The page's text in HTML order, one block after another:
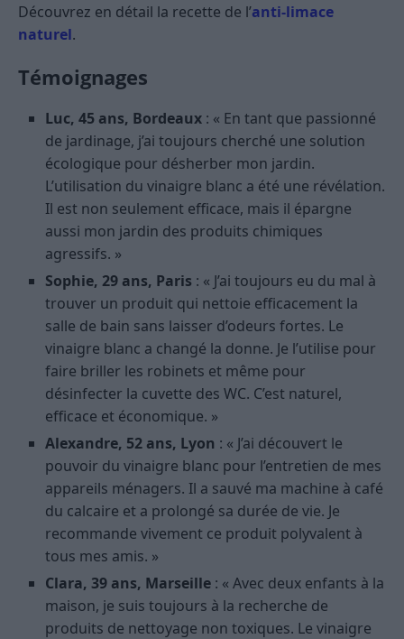
Découvrez en détail la recette de l’anti-limace
naturel.
Témoignages
Luc, 45 ans, Bordeaux : « En tant que passionné
de jardinage, j’ai toujours cherché une solution
écologique pour désherber mon jardin.
L’utilisation du vinaigre blanc a été une révélation.
Il est non seulement efficace, mais il épargne
aussi mon jardin des produits chimiques
agressifs. »
Sophie, 29 ans, Paris : « J’ai toujours eu du mal à
trouver un produit qui nettoie efficacement la
salle de bain sans laisser d’odeurs fortes. Le
vinaigre blanc a changé la donne. Je l’utilise pour
faire briller les robinets et même pour
désinfecter la cuvette des WC. C’est naturel,
efficace et économique. »
Alexandre, 52 ans, Lyon : « J’ai découvert le
pouvoir du vinaigre blanc pour l’entretien de mes
appareils ménagers. Il a sauvé ma machine à café
du calcaire et a prolongé sa durée de vie. Je
recommande vivement ce produit polyvalent à
tous mes amis. »
Clara, 39 ans, Marseille : « Avec deux enfants à la
maison, je suis toujours à la recherche de
produits de nettoyage non toxiques. Le vinaigre